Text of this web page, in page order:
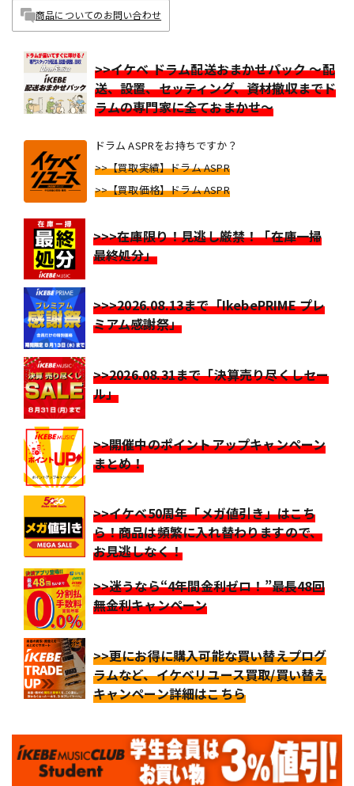
商品についてのお問い合わせ
>>イケベ ドラム配送おまかせパック ～配
送、設置、セッティング、資材撤収までド
ラムの専門家に全ておまかせ～
ドラム ASPRをお持ちですか？
>>【買取実績】ドラム ASPR
>>【買取価格】ドラム ASPR
>>>在庫限り！見逃し厳禁！「在庫一掃
最終処分」
>>>2026.08.13まで「IkebePRIME プレ
ミアム感謝祭」
>>2026.08.31まで「決算売り尽くしセー
ル」
>>開催中のポイントアップキャンペーン
まとめ！
>>イケベ50周年「メガ値引き」はこち
ら！商品は頻繁に入れ替わりますので、
お見逃しなく！
>>迷うなら“4年間金利ゼロ！”最長48回
無金利キャンペーン
>>更にお得に購入可能な買い替えプログ
ラムなど、イケベリユース買取/買い替え
キャンペーン詳細はこちら